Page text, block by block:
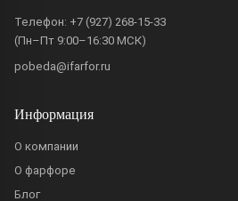
Телефон: +7 (927) 268-15-33
(Пн–Пт 9:00–16:30 МСК)
pobeda@ifarfor.ru
Информация
О компании
О фарфоре
Блог